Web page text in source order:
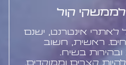
לממשקי קול
לאתרי אינטרנט, ישנם
ראשית, חשוב
בשיח.